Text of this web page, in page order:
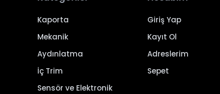
Kaporta
Mekanik
Aydınlatma
İç Trim
Sensör ve Elektronik
Giriş Yap
Kayıt Ol
Adreslerim
Sepet